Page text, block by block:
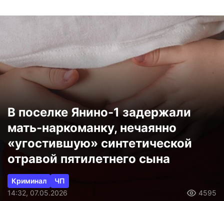
В поселке Янино-1 задержали
мать-наркоманку, нечаянно
«угостившую» синтетической
отравой пятилетнего сына
Криминал
ЧП
14:32, 07.05.2026
4595